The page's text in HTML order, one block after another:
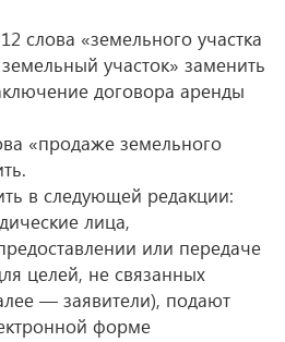
слова «земельного участка
участок» заменить
договора аренды
«продаже земельного
в следующей редакции:
лица,
или передаче
целей, не связанных
— заявители), подают
форме